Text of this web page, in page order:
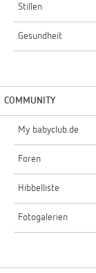
Stillen
Gesundheit
COMMUNITY
My babyclub.de
Foren
Hibbelliste
Fotogalerien